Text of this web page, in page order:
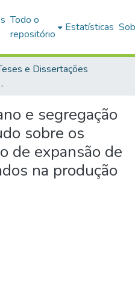
Todo o
repositório
Estatísticas
e Dissertações
na produção do espaço urbano
e segregação
sobre os
de expansão de
na produção